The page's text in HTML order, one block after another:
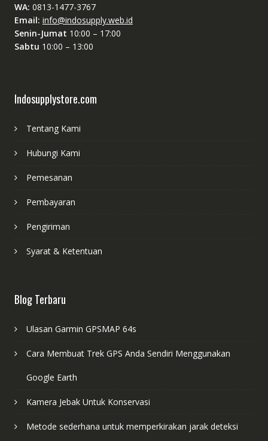
WA: 0813-1477-3767
Email: info@indosupply.web.id
Senin-Jumat 10:00 – 17:00
Sabtu 10:00 – 13:00
Indosupplystore.com
Tentang Kami
Hubungi Kami
Pemesanan
Pembayaran
Pengiriman
Syarat & Ketentuan
Blog Terbaru
Ulasan Garmin GPSMAP 64s
Cara Membuat Trek GPS Anda Sendiri Menggunakan
Google Earth
Kamera Jebak Untuk Konservasi
Metode sederhana untuk memperkirakan jarak deteksi